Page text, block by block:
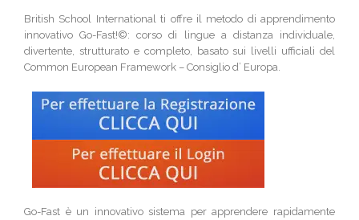
British School International ti offre il metodo di apprendimento
innovativo Go-Fast!©: corso di lingue a distanza individuale,
divertente, strutturato e completo, basato sui livelli ufficiali del
Common European Framework – Consiglio d’ Europa.
Go-Fast è un innovativo sistema per apprendere rapidamente